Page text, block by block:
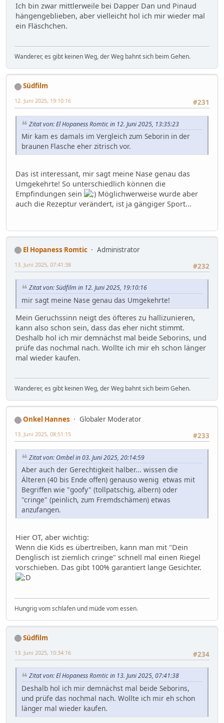
Ich bin zwar mittlerweile bei Dapper Dan und Pinaud
hängengeblieben, aber vielleicht hol ich mir wieder mal
ein Fläschchen.
Wanderer, es gibt keinen Weg, der Weg bahnt sich beim Gehen.
Südfilm
#231
12. Juni 2025, 19:10:16
Zitat von: El Hopaness Romtic in 12. Juni 2025, 13:35:23
Mir kam es damals im Vergleich zum Seborin in der
braunen Flasche eher zitrisch vor.
Das ist interessant, mir sagt meine Nase genau das
Umgekehrte! So unterschiedlich können die
Empfindungen sein
Möglichwerweise wurde aber
auch die Rezeptur verändert, ist ja gängiger Sport...
El Hopaness Romtic
Administrator
#232
13. Juni 2025, 07:41:38
Zitat von: Südfilm in 12. Juni 2025, 19:10:16
mir sagt meine Nase genau das Umgekehrte!
Mein Geruchssinn neigt des öfteres zu hallizunieren,
kann also schon sein, dass das eher nicht stimmt.
Deshalb hol ich mir demnächst mal beide Seborins, und
prüfe das nochmal nach. Wollte ich mir eh schon länger
mal wieder kaufen.
Wanderer, es gibt keinen Weg, der Weg bahnt sich beim Gehen.
Onkel Hannes
Globaler Moderator
#233
13. Juni 2025, 08:51:15
Zitat von: Ombel in 03. Juni 2025, 20:14:59
Aber auch der Gerechtigkeit halber... wissen die
Älteren (40 bis Ende offen) genauso wenig etwas mit
Begriffen wie "goofy" (tollpatschig, albern) oder
"cringe" (peinlich, zum Fremdschämen) etwas
anzufangen.
Hier OT, aber wichtig:
Wenn die Kids es übertreiben, kann man mit "Dein
Denglisch ist ziemlich cringe" schnell mal einen Riegel
vorschieben. Das gibt 100% garantiert lange Gesichter.
Hungrig vom schlafen und müde vom essen.
Südfilm
#234
13. Juni 2025, 10:34:16
Zitat von: El Hopaness Romtic in 13. Juni 2025, 07:41:38
Deshalb hol ich mir demnächst mal beide Seborins,
und prüfe das nochmal nach. Wollte ich mir eh schon
länger mal wieder kaufen.